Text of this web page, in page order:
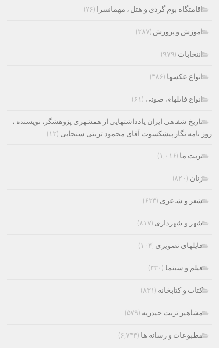
اقامتگاه بوم گردی و هتل ، مهمانسرا (۷۶)
اموزش و پرورش (۲۸۷)
انتخابات (۹۷۹)
انواع عکسها (۳۸۶)
انواع فایلهای صوتی (۶۱)
تاریخ شفاهی ایران یادداشتهایی از همشهری پژوهشگر، نویسنده ،
روز نامه نگار پیشکسوت آقای محمود تربتی سنجابی (۱۲)
تربت ما (۱,۰۱۶)
زنان (۸۲۰)
شعر و شاعری (۶۲۳)
شهر و شهرداری (۸۱۷)
فایلهای تصویری (۱۰۴)
فیلم و سینما (۳۳۰)
کتاب و کتابخانه (۸۳۱)
مشاهیر تربت حیدریه (۵۷۹)
مطبوعات و رسانه ها (۶,۷۳۳)